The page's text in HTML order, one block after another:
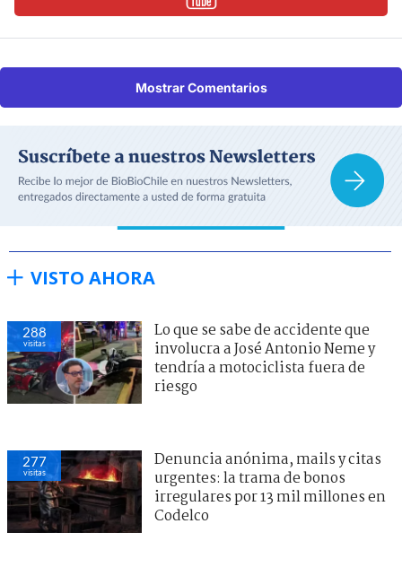
Mostrar Comentarios
VISTO AHORA
288
visitas
Lo que se sabe de accidente que
involucra a José Antonio Neme y
tendría a motociclista fuera de
riesgo
277
visitas
Denuncia anónima, mails y citas
urgentes: la trama de bonos
irregulares por 13 mil millones en
Codelco